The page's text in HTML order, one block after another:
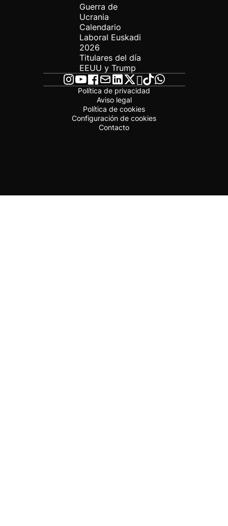
Guerra de
Ucrania
Calendario
Laboral Euskadi
2026
Titulares del día
EEUU y Trump
Política de privacidad
Aviso legal
Política de cookies
Configuración de cookies
Contacto